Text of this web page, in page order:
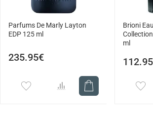
Parfums De Marly Layton
EDP 125 ml
235.95€
Brioni
ml